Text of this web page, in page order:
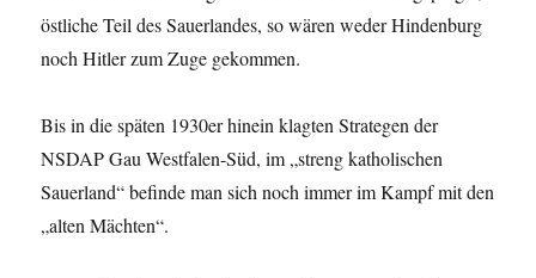
östliche Teil des Sauerlandes, so wären weder Hindenburg
noch Hitler zum Zuge gekommen.
Bis in die späten 1930er hinein klagten Strategen der
NSDAP Gau Westfalen-Süd, im „streng katholischen
Sauerland“ befinde man sich noch immer im Kampf mit den
„alten Mächten“.